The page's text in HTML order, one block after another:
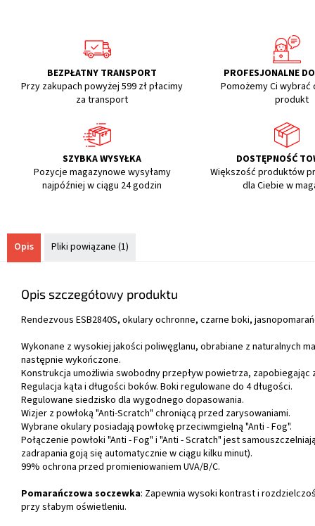
BEZPŁATNY TRANSPORT
Przy zakupach powyżej 599 zł płacimy
za transport
PROFESJONALNE
Pomożemy Ci
produkt
SZYBKA WYSYŁKA
Pozycje magazynowe wysyłamy
najpóźniej w ciągu 24 godzin
DOSTĘPNOŚĆ
Większość produktów
dla Ciebie w
Opis Pliki powiązane (1)
Opis szczegółowy produktu
Rendezvous ESB2840S, okulary ochronne, czarne boki,
Wykonane z wysokiej jakości poliwęglanu, obrabiane z naturalnych
następnie wykończone.
Konstrukcja umożliwia swobodny przepływ powietrza, zapobiegając
Regulacja kąta i długości boków. Boki regulowane do 4 długości.
Regulowane siedzisko dla wygodnego dopasowania.
Wizjer z powłoką "Anti-Scratch" chroniącą przed zarysowaniami.
Wybrane okulary posiadają powłokę przeciwmgielną "Anti - Fog".
Połączenie powłoki "Anti - Fog" i "Anti - Scratch" jest
zadrapania goją się automatycznie w ciągu kilku minut).
99% ochrona przed promieniowaniem UVA/B/C.
Pomarańczowa soczewka: Zapewnia wysoki kontrast i
przy słabym oświetleniu.